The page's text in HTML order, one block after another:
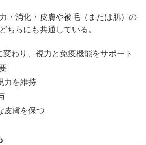
・消化・皮膚や被毛（または肌）の
ちらにも共通している。
わり、視力と免疫機能をサポート
力を維持
皮膚を保つ